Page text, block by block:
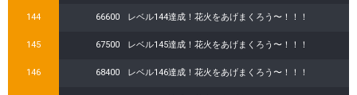
144 66600 レベル144達成！花火をあげまくろう〜！！！
145 67500 レベル145達成！花火をあげまくろう〜！！！
146 68400 レベル146達成！花火をあげまくろう〜！！！